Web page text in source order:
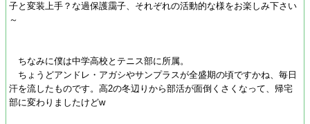
子と変装上手？な過保護靄子、それぞれの活動的な様をお楽しみ下さい
～
ちなみに僕は中学高校とテニス部に所属。
ちょうどアンドレ・アガシやサンプラスが全盛期の頃ですかね、毎日
汗を流したものです。高2の冬辺りから部活が面倒くさくなって、帰宅
部に変わりましたけどw